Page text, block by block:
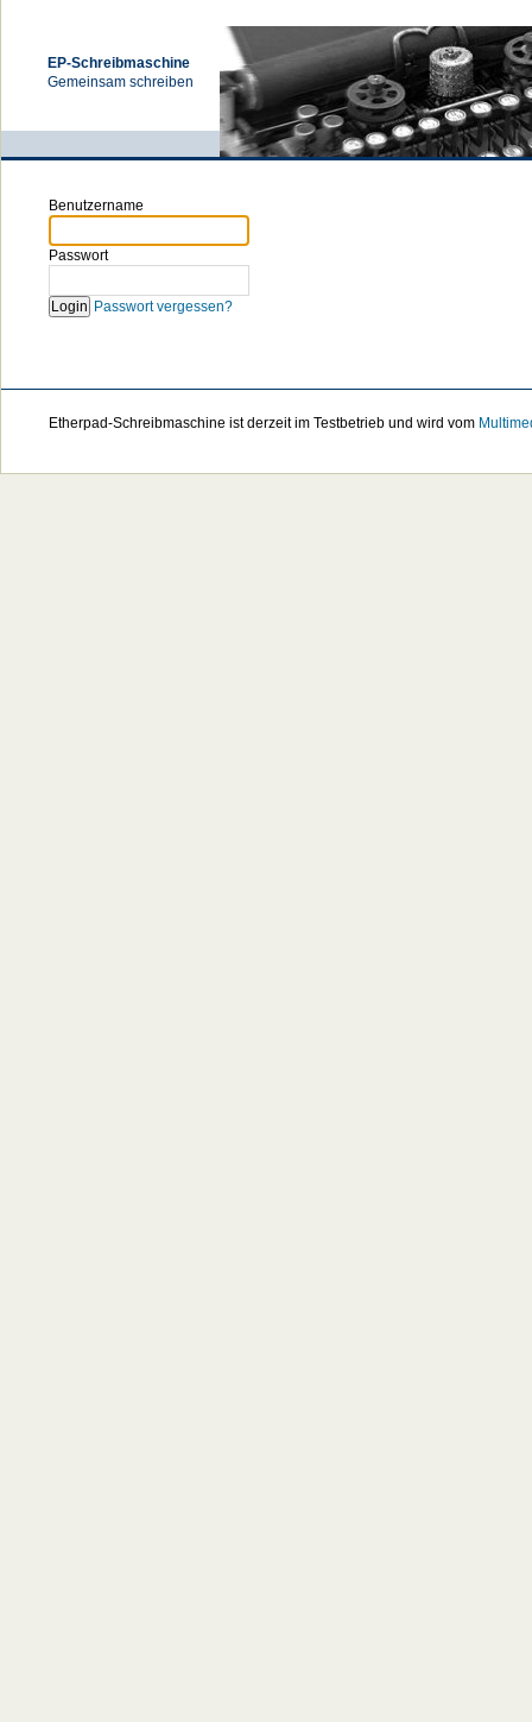
EP-Schreibmaschine
Gemeinsam schreiben
Benutzername
Passwort
Login Passwort vergessen?
Etherpad-Schreibmaschine ist derzeit im Testbetrieb und wird vom